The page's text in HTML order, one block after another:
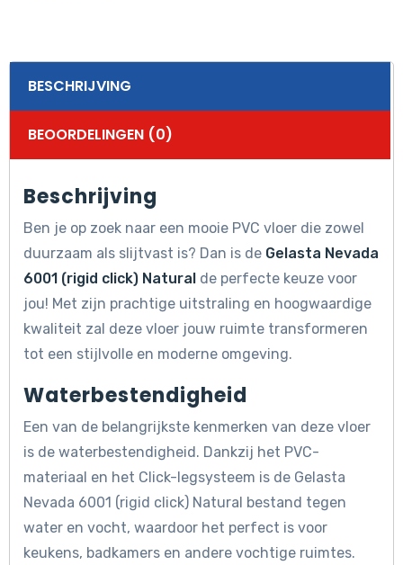
BESCHRIJVING
BEOORDELINGEN (0)
Beschrijving
Ben je op zoek naar een mooie PVC vloer die zowel
duurzaam als slijtvast is? Dan is de Gelasta Nevada
6001 (rigid click) Natural de perfecte keuze voor
jou! Met zijn prachtige uitstraling en hoogwaardige
kwaliteit zal deze vloer jouw ruimte transformeren
tot een stijlvolle en moderne omgeving.
Waterbestendigheid
Een van de belangrijkste kenmerken van deze vloer
is de waterbestendigheid. Dankzij het PVC-
materiaal en het Click-legsysteem is de Gelasta
Nevada 6001 (rigid click) Natural bestand tegen
water en vocht, waardoor het perfect is voor
keukens, badkamers en andere vochtige ruimtes.